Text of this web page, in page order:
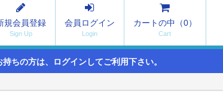
規会員登録 会員ログイン カートの中（0）
ちの方は、ログインしてご利用下さい。